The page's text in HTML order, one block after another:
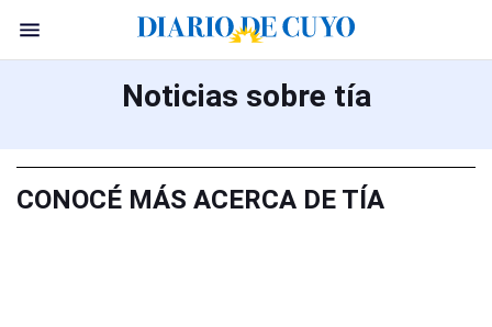
Noticias sobre tía
CONOCÉ MÁS ACERCA DE TÍA